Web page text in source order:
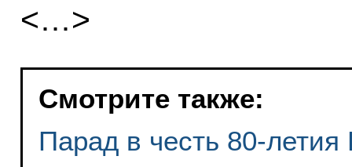
<…>
Смотрите также:
Парад в честь 80-